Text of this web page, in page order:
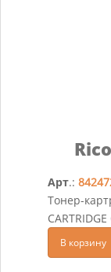
Арт.:
Тонер-
В корзину